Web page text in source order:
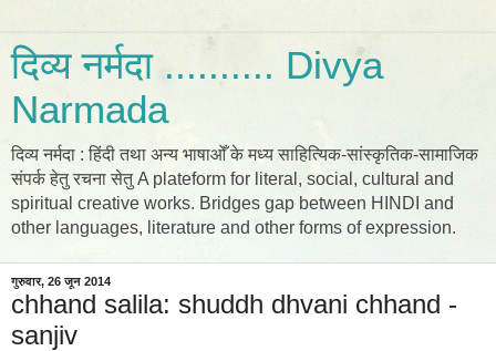
दिव्य नर्मदा .......... Divya
Narmada
दिव्य नर्मदा : हिंदी तथा अन्य भाषाओँ के मध्य साहित्यिक-सांस्कृतिक-सामाजिक
संपर्क हेतु रचना सेतु A plateform for literal, social, cultural and
spiritual creative works. Bridges gap between HINDI and
other languages, literature and other forms of expression.
गुरुवार, 26 जून 2014
chhand salila: shuddh dhvani chhand -
sanjiv